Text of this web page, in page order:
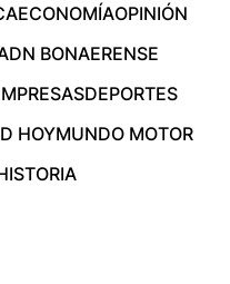
ECONOMÍAOPINIÓN
BONAERENSE
DEPORTES
HOYMUNDO MOTOR